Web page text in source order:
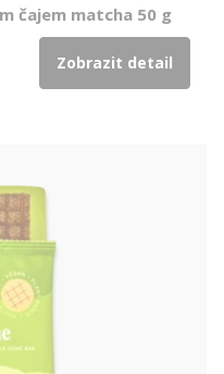
čajem matcha 50 g
Zobrazit detail